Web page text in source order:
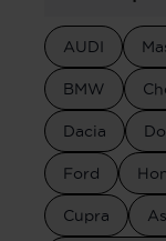
AUDI
BMW
Dacia
Ford
Cupra